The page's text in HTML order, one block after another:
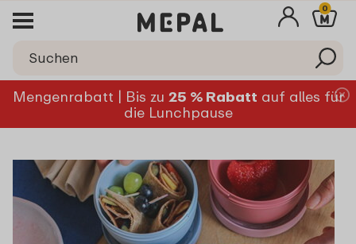
0
Mengenrabatt | Bis zu 25 % Rabatt auf alles für
die Lunchpause